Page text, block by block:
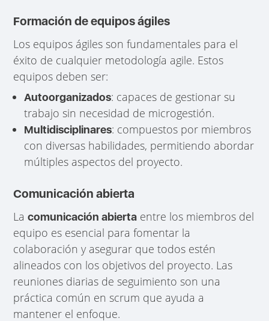
Formación de equipos ágiles
Los equipos ágiles son fundamentales para el
éxito de cualquier metodología agile. Estos
equipos deben ser:
Autoorganizados: capaces de gestionar su
trabajo sin necesidad de microgestión.
Multidisciplinares: compuestos por miembros
con diversas habilidades, permitiendo abordar
múltiples aspectos del proyecto.
Comunicación abierta
Lacomunicación abierta entre los miembros del
equipo es esencial para fomentar la
colaboración y asegurar que todos estén
alineados con los objetivos del proyecto. Las
reuniones diarias de seguimiento son una
práctica común en scrum que ayuda a
mantener el enfoque.